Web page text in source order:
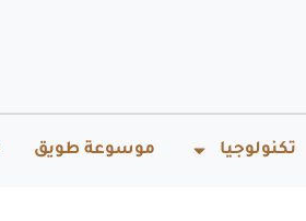
تكنولوجيا موسوعة طويق